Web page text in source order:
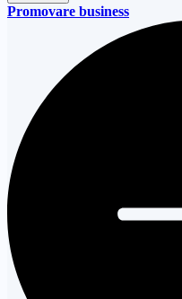
Promovare business